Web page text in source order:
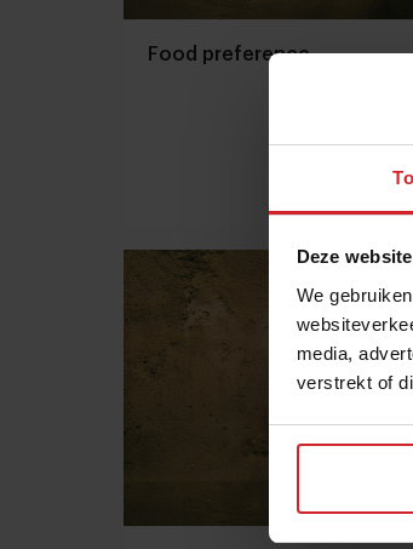
Deze
We
media,
verstrekt of
Food preference